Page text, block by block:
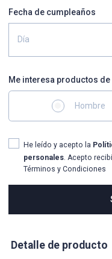
Fecha de cumpleaños
Día
Me interesa productos de
Hombre
He leído y acepto la
personales. Acepto
Términos y Condiciones
Detalle de producto